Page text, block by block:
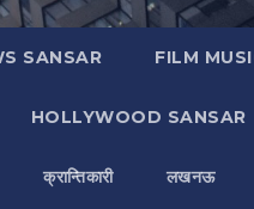
SANSAR FILM
HOLLYWOOD SANSAR
क्रान्तिकारी लखनऊ